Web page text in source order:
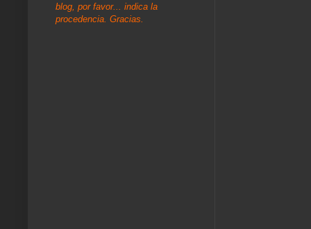
blog, por favor... indica la
procedencia. Gracias.